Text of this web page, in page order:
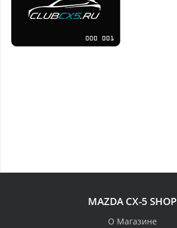
MAZDA CX-5 SHOP
О Магазине